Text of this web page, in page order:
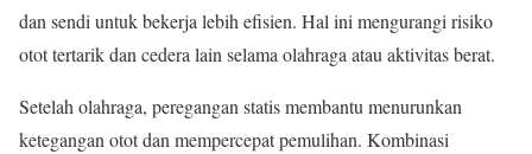
dan sendi untuk bekerja lebih efisien. Hal ini mengurangi risiko
otot tertarik dan cedera lain selama olahraga atau aktivitas berat.
Setelah olahraga, peregangan statis membantu menurunkan
ketegangan otot dan mempercepat pemulihan. Kombinasi